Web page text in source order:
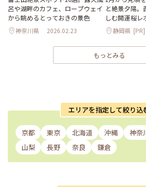
呂や湖畔のカフェ、ロープウェイ
から眺めるとっておきの景色
神奈川県 2026.02.23
と絶景夕陽
しむ開運桜レ
静岡県 [PR]
もっとみる
エリアを指定して絞り込
京都 東京 北海道 沖縄 神奈
山梨
長野 奈良 鎌倉